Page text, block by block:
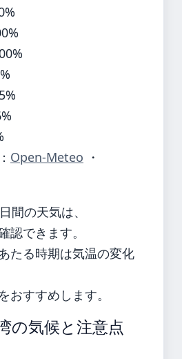
Open-Meteo ・
間の天気は、
認できます。
たる時期は気温の変化
おすすめします。
の気候と注意点